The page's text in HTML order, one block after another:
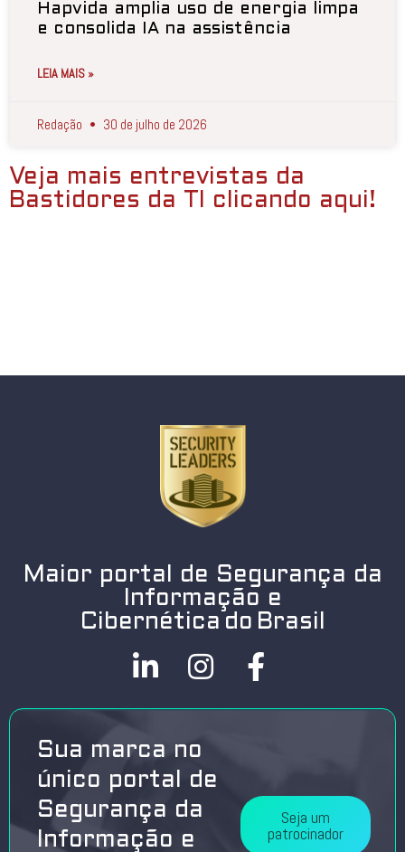
Hapvida amplia uso de energia limpa
e consolida IA na assistência
LEIA MAIS »
Redação 30 de julho de 2026
Veja mais entrevistas da
Bastidores da TI clicando aqui!
Maior portal de Segurança da
Informação e
Cibernética do Brasil
Sua marca no
único portal de
Segurança da
Informação e
Seja um
patrocinador